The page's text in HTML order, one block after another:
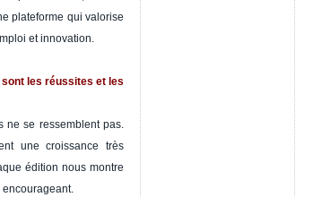
plateforme qui valorise
et innovation.
sont les réussites et les
ne se ressemblent pas.
une croissance très
édition nous montre
encourageant.